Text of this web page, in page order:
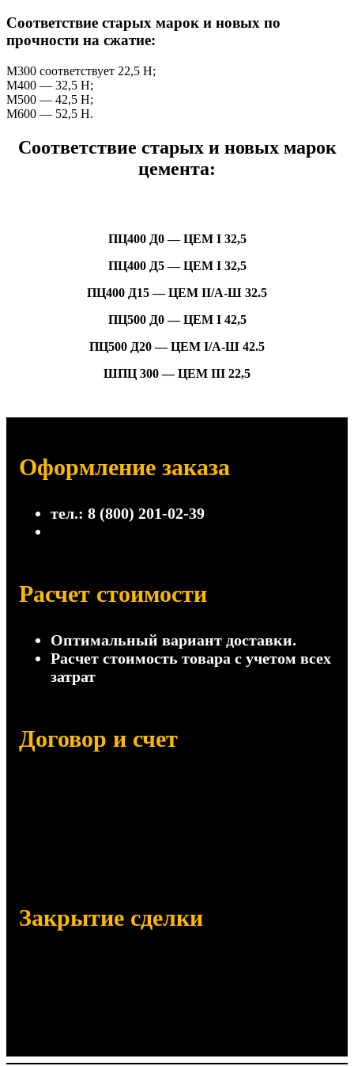
Соответствие старых марок и новых по
прочности на сжатие:
М300 соответствует 22,5 Н;
М400 — 32,5 Н;
М500 — 42,5 Н;
М600 — 52,5 Н.
Соответствие старых и новых марок
цемента:
ПЦ400 Д0 — ЦЕМ I 32,5
ПЦ400 Д5 — ЦЕМ I 32,5
ПЦ400 Д15 — ЦЕМ II/А-Ш 32.5
ПЦ500 Д0 — ЦЕМ I 42,5
ПЦ500 Д20 — ЦЕМ I/А-Ш 42.5
ШПЦ 300 — ЦЕМ III 22,5
Оформление заказа
тел.: 8 (800) 201-02-39
Расчет стоимости
Оптимальный вариант доставки.
Расчет стоимость товара с учетом всех
затрат
Договор и счет
Закрытие сделки